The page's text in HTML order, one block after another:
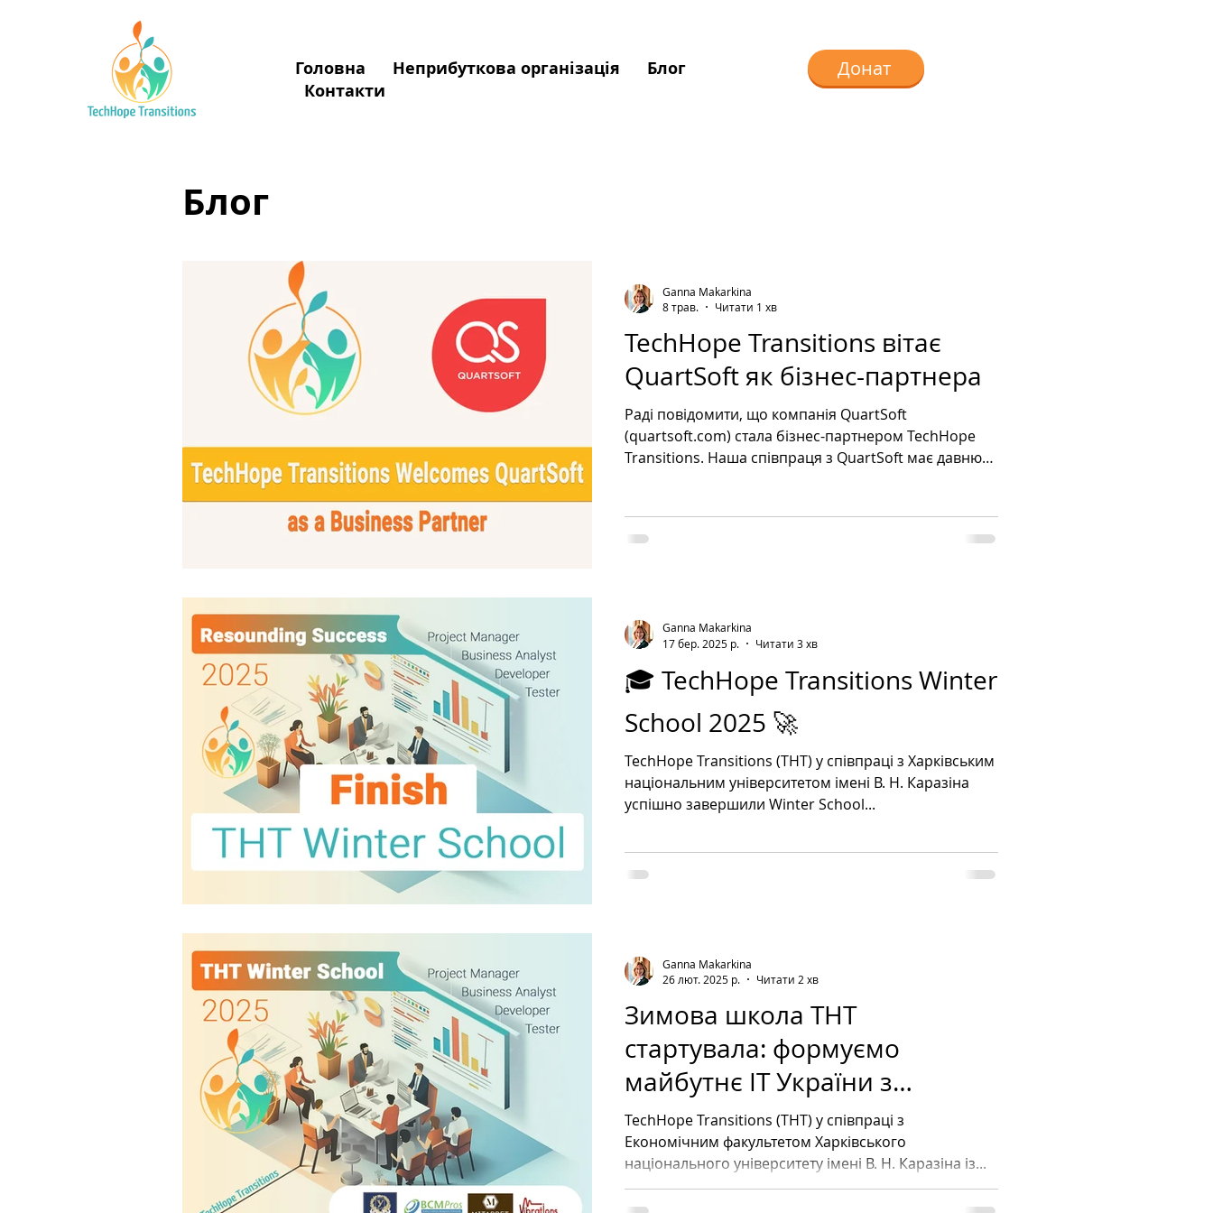
Донат
Головна Неприбуткова організація
Блог
Контакти
Блог
TechHope Transitions вітає
QuartSoft як бізнес-партнера
Раді повідомити, що компанія QuartSoft
(quartsoft.com) стала бізнес-партнером TechHope
Transitions. Наша співпраця з QuartSoft має давню
прийняття рішень» у Донбаській державнiй
машинобудівній академії проходили практику в цій
розробці,
Ganna Makarkina
8 трав.
Читати 1 хв
🎓 TechHope Transitions Winter
School 2025 🚀
TechHope Transitions (THT) у співпраці з Харківським
національним університетом імені В. Н. Каразіна
успішно завершили Winter School...
Ganna Makarkina
17 бер. 2025 р.
Читати 3 хв
Зимова школа THT
стартувала: формуємо
майбутнє IT України з
незламною рішучістю!🎓
TechHope Transitions (THT) у співпраці з
Економічним факультетом Харківського
національного університету імені В. Н. Каразіна із...
Ganna Makarkina
26 лют. 2025 р.
Читати 2 хв
Donate